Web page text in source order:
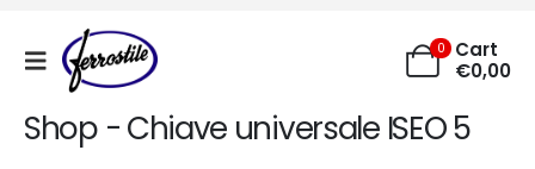
0
Cart
€0,00
Shop - Chiave universale ISEO 5